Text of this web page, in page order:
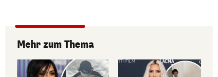
Mehr zum Thema